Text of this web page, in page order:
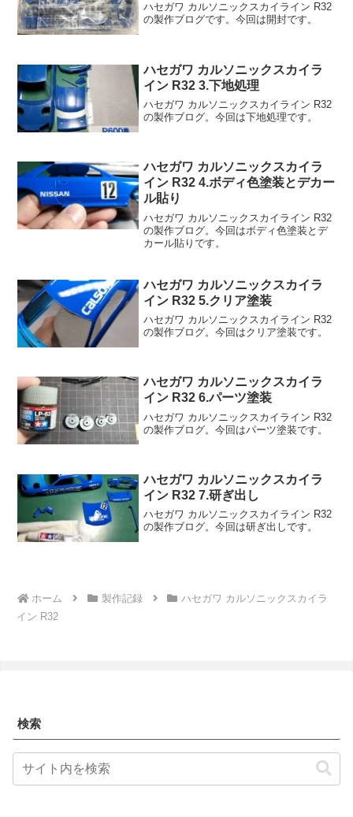
ハセガワ カルソニックスカイライン R32
の製作ブログです。今回は開封です。
ハセガワ カルソニックスカイラ
イン R32 3.下地処理
ハセガワ カルソニックスカイライン R32
の製作ブログ。今回は下地処理です。
ハセガワ カルソニックスカイラ
イン R32 4.ボディ色塗装とデカー
ル貼り
ハセガワ カルソニックスカイライン R32
の製作ブログ。今回はボディ色塗装とデ
カール貼りです。
ハセガワ カルソニックスカイラ
イン R32 5.クリア塗装
ハセガワ カルソニックスカイライン R32
の製作ブログ。今回はクリア塗装です。
ハセガワ カルソニックスカイラ
イン R32 6.パーツ塗装
ハセガワ カルソニックスカイライン R32
の製作ブログ。今回はパーツ塗装です。
ハセガワ カルソニックスカイラ
イン R32 7.研ぎ出し
ハセガワ カルソニックスカイライン R32
の製作ブログ。今回は研ぎ出しです。
ホーム 製作記録
ハセガワ カルソニックスカイラ
イン R32
検索